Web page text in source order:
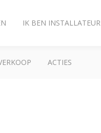
IK BEN INSTALLATEUR
ACTIES